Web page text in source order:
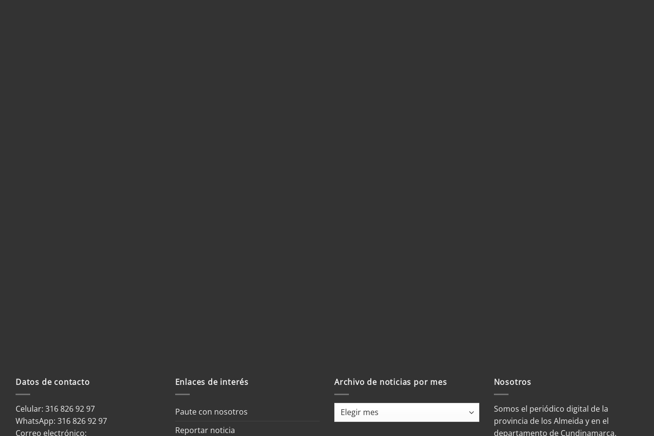
Datos de contacto
Celular: 316 826 92 97
WhatsApp: 316 826 92 97
Correo electrónico:
Enlaces de interés
Paute con nosotros
Reportar noticia
Archivo de noticias por mes
Archivo
de
Nosotros
Somos el periódico digital de la
provincia de los Almeida y en el
departamento de Cundinamarca.